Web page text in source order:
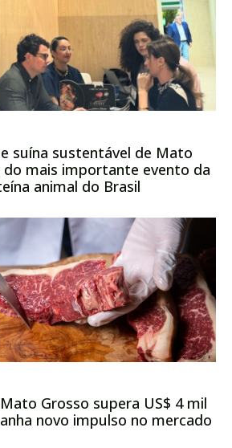
suína sustentável de Mato
do mais importante evento da
animal do Brasil
Grosso supera US$ 4 mil
novo impulso no mercado